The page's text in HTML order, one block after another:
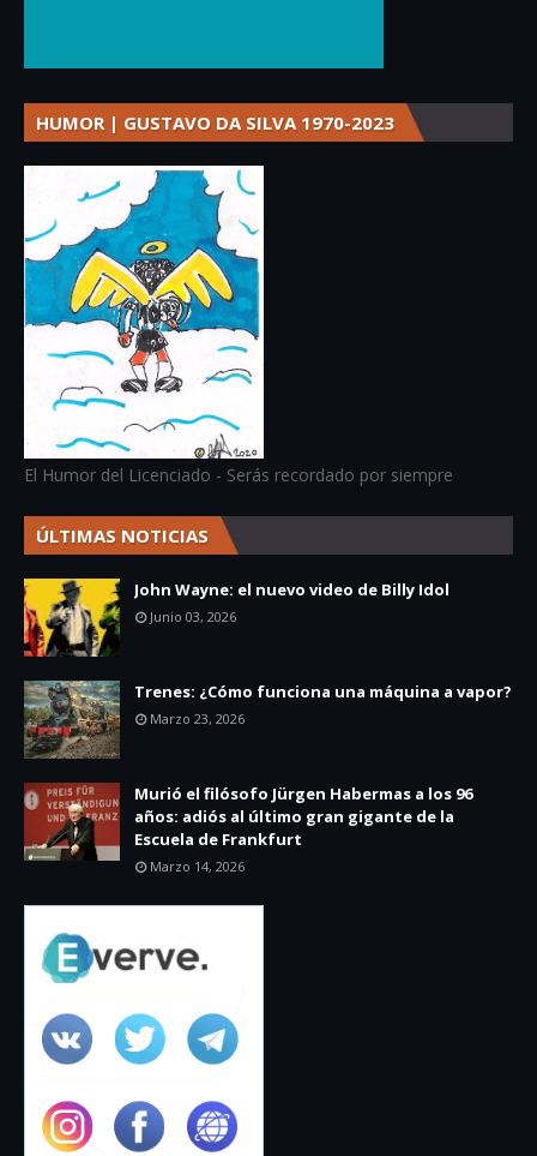
HUMOR | GUSTAVO DA SILVA 1970-2023
El Humor del Licenciado - Serás recordado por siempre
ÚLTIMAS NOTICIAS
John Wayne: el nuevo video de Billy Idol
Junio 03, 2026
Trenes: ¿Cómo funciona una máquina a vapor?
Marzo 23, 2026
Murió el filósofo Jürgen Habermas a los 96
años: adiós al último gran gigante de la
Escuela de Frankfurt
Marzo 14, 2026